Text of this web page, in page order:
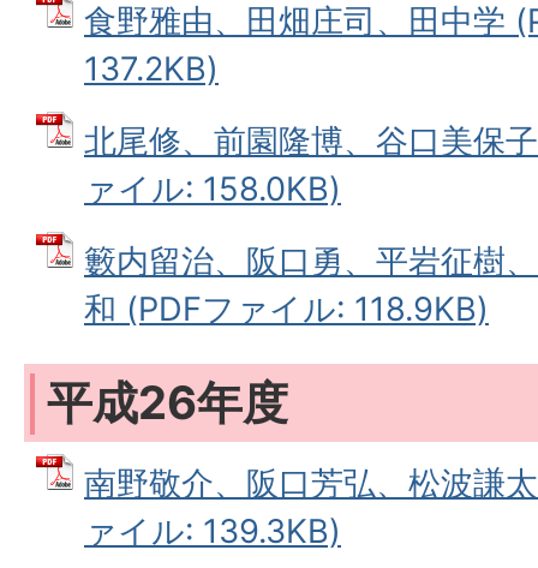
食野雅由、田畑庄司、田中学
137.2KB)
北尾修、前園隆博、谷口美保
ァイル: 158.0KB)
籔内留治、阪口勇、平岩征樹
和 (PDFファイル: 118.9KB)
平成26年度
南野敬介、阪口芳弘、松波謙
ァイル: 139.3KB)